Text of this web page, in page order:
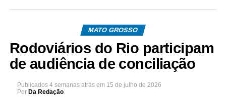
MATO GROSSO
Rodoviários do Rio participam
de audiência de conciliação
Publicados 4 semanas atrás em 15 de julho de 2026
Por Da Redação